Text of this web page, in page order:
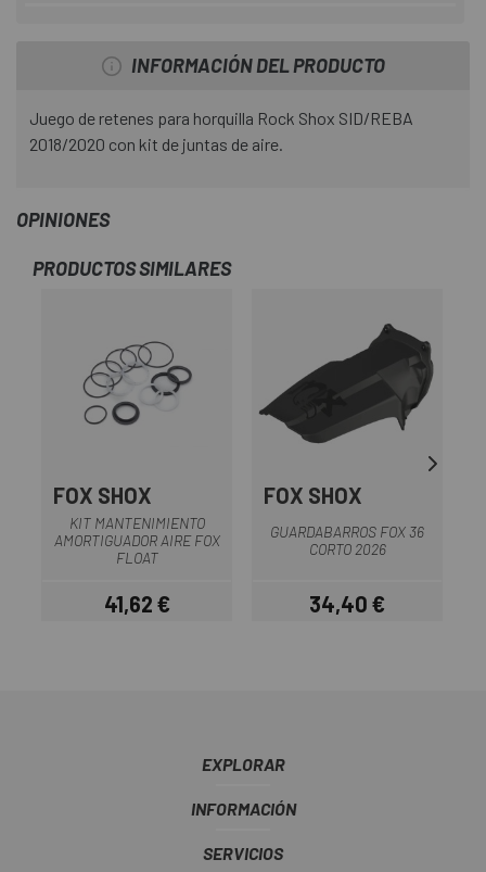
INFORMACIÓN DEL PRODUCTO
Juego de retenes para horquilla Rock Shox SID/REBA
2018/2020 con kit de juntas de aire.
OPINIONES
PRODUCTOS SIMILARES
FOX SHOX
KIT MANTENIMIENTO
AMORTIGUADOR AIRE FOX
FLOAT
Precio
41,62 €
FOX SHOX
GUARDABARROS FOX 36
CORTO 2026
Precio
34,40 €
EXPLORAR
INFORMACIÓN
SERVICIOS